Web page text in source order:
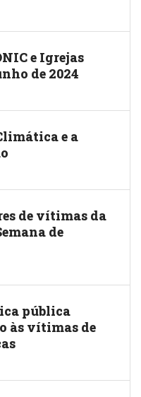
e Igrejas
de 2024
e a
de vítimas da
de
pública
às vítimas de